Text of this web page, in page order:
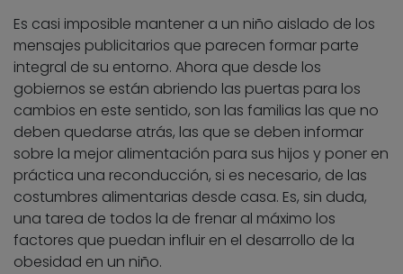
Es casi imposible mantener a un niño aislado de los
mensajes publicitarios que parecen formar parte
integral de su entorno. Ahora que desde los
gobiernos se están abriendo las puertas para los
cambios en este sentido, son las familias las que no
deben quedarse atrás, las que se deben informar
sobre la mejor alimentación para sus hijos y poner en
práctica una reconducción, si es necesario, de las
costumbres alimentarias desde casa. Es, sin duda,
una tarea de todos la de frenar al máximo los
factores que puedan influir en el desarrollo de la
obesidad en un niño.